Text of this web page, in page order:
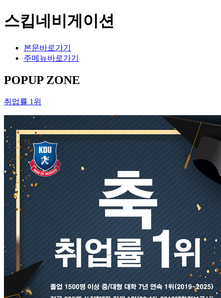
스킵네비게이션
본문바로가기
주메뉴바로가기
POPUP ZONE
취업률 1위